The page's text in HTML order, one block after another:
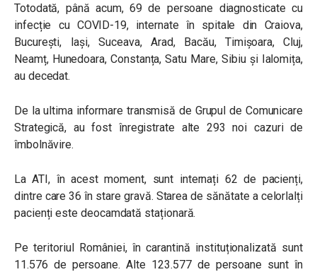
Totodată, până acum, 69 de persoane diagnosticate cu
infecție cu COVID-19, internate în spitale din Craiova,
București, Iași, Suceava, Arad, Bacău, Timișoara, Cluj,
Neamț, Hunedoara, Constanța, Satu Mare, Sibiu și Ialomița,
au decedat.
De la ultima informare transmisă de Grupul de Comunicare
Strategică, au fost înregistrate alte 293 noi cazuri de
îmbolnăvire.
La ATI, în acest moment, sunt internați 62 de pacienți,
dintre care 36 în stare gravă. Starea de sănătate a celorlalți
pacienți este deocamdată staționară.
Pe teritoriul României, în carantină instituționalizată sunt
11.576 de persoane. Alte 123.577 de persoane sunt în